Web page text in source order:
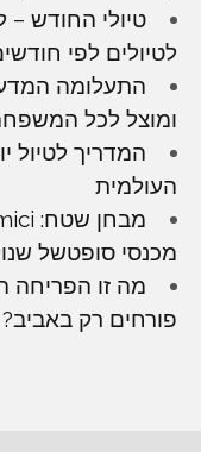
טיולי החודש
לטיולים לפי
התעלומה
ומוצל לכל
המדריך לטיול
העולמית
מכנסי סופטשל
מה זו הפריחה
פורחים רק באביב?